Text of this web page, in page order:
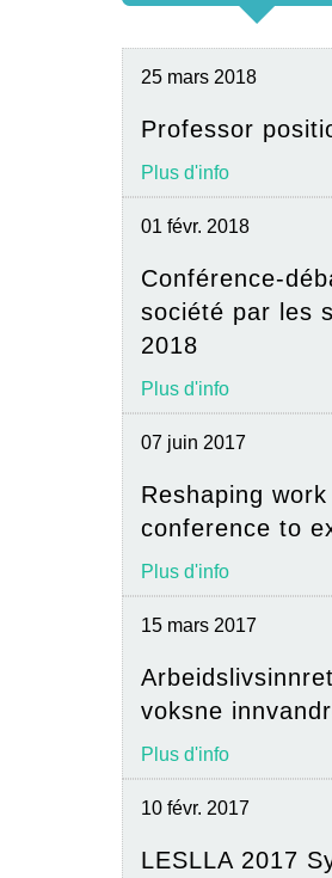
25 mars 2018
Professor
Plus d'info
01 févr. 2018
Conférence-
société par les
2018
Plus d'info
07 juin 2017
Reshaping
conference to
Plus d'info
15 mars 2017
voksne
Plus d'info
10 févr. 2017
LESLLA 2017